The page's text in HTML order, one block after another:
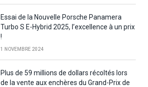
Essai de la Nouvelle Porsche Panamera
Turbo S E-Hybrid 2025, l’excellence à un prix
!
1 NOVEMBRE 2024
Plus de 59 millions de dollars récoltés lors
de la vente aux enchères du Grand-Prix de